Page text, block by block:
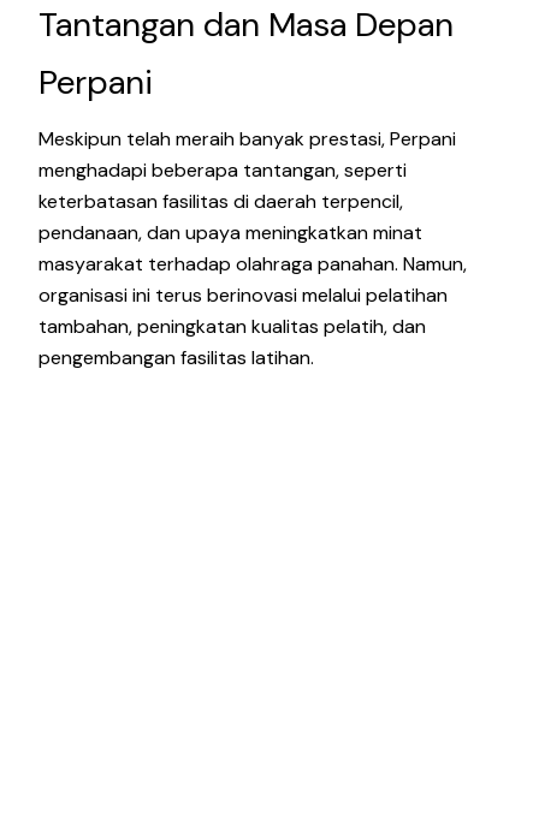
Tantangan dan Masa Depan
Perpani
Meskipun telah meraih banyak prestasi, Perpani
menghadapi beberapa tantangan, seperti
keterbatasan fasilitas di daerah terpencil,
pendanaan, dan upaya meningkatkan minat
masyarakat terhadap olahraga panahan. Namun,
organisasi ini terus berinovasi melalui pelatihan
tambahan, peningkatan kualitas pelatih, dan
pengembangan fasilitas latihan.